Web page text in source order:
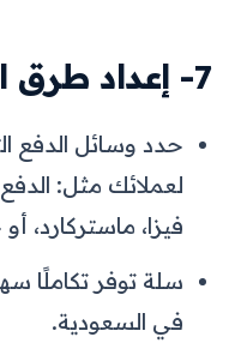
7- إعداد طرق الدفع
حدد وسائل الدفع
لعملائك مثل:
فيزا، ماستركارد،
سلة توفر تكاملًا
في السعودية.